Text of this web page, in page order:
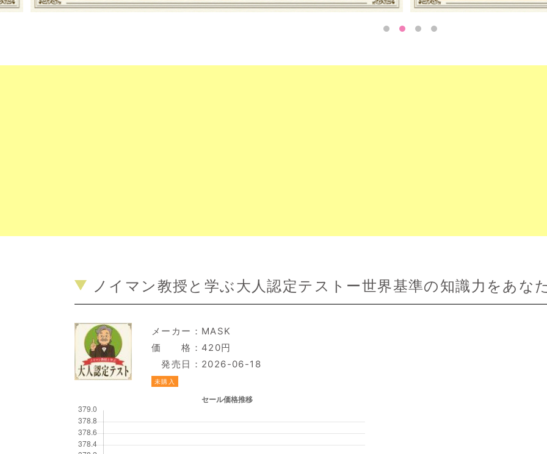
ノイマン教授と学ぶ大人認定テストー世界基準の知識力をあな
メーカー： MASK
価 格：420円
発売日：2026-06-18
未購入